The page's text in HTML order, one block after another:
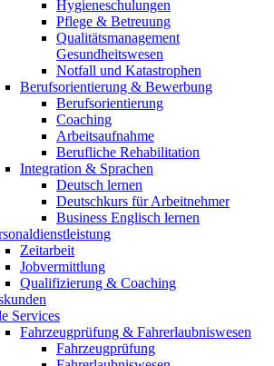
Hygieneschulungen
Pflege & Betreuung
Qualitätsmanagement
Gesundheitswesen
Notfall und Katastrophen
Berufsorientierung & Bewerbung
Berufsorientierung
Coaching
Arbeitsaufnahme
Berufliche Rehabilitation
Integration & Sprachen
Deutsch lernen
Deutschkurs für Arbeitnehmer
Business Englisch lernen
Zeitarbeit
Jobvermittlung
Qualifizierung & Coaching
Services
Fahrzeugprüfung & Fahrerlaubniswesen
Fahrzeugprüfung